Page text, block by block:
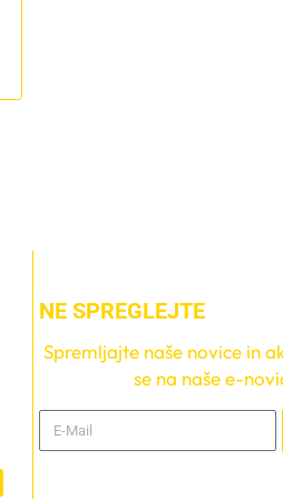
NE SPREGLEJTE
Spremljajte naše novice in
se na naše e-